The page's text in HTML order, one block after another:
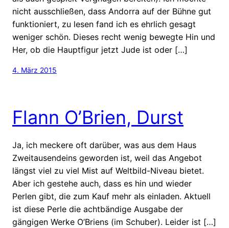
nicht ausschließen, dass Andorra auf der Bühne gut
funktioniert, zu lesen fand ich es ehrlich gesagt
weniger schön. Dieses recht wenig bewegte Hin und
Her, ob die Hauptfigur jetzt Jude ist oder […]
4. März 2015
Flann O’Brien, Durst
Ja, ich meckere oft darüber, was aus dem Haus
Zweitausendeins geworden ist, weil das Angebot
längst viel zu viel Mist auf Weltbild-Niveau bietet.
Aber ich gestehe auch, dass es hin und wieder
Perlen gibt, die zum Kauf mehr als einladen. Aktuell
ist diese Perle die achtbändige Ausgabe der
gängigen Werke O’Briens (im Schuber). Leider ist […]